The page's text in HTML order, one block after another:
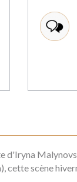
cette scène